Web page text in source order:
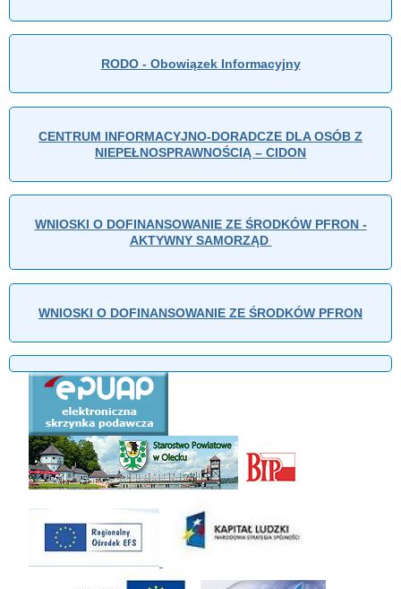
RODO - Obowiązek Informacyjny
CENTRUM INFORMACYJNO-DORADCZE DLA OSÓB Z
NIEPEŁNOSPRAWNOŚCIĄ – CIDON
WNIOSKI O DOFINANSOWANIE ZE ŚRODKÓW PFRON -
AKTYWNY SAMORZĄD
WNIOSKI O DOFINANSOWANIE ZE ŚRODKÓW PFRON